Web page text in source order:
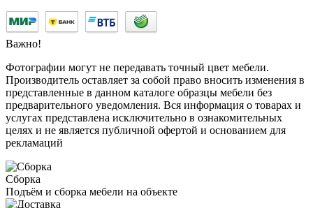
Важно!
Фотографии могут не передавать точный цвет мебели.
Производитель оставляет за собой право вносить изменения в
представленные в данном каталоге образцы мебели без
предварительного уведомления. Вся информация о товарах и
услугах представлена исключительно в ознакомительных
целях и не является публичной офертой и основанием для
рекламаций
Сборка
Подъём и сборка мебели на объекте